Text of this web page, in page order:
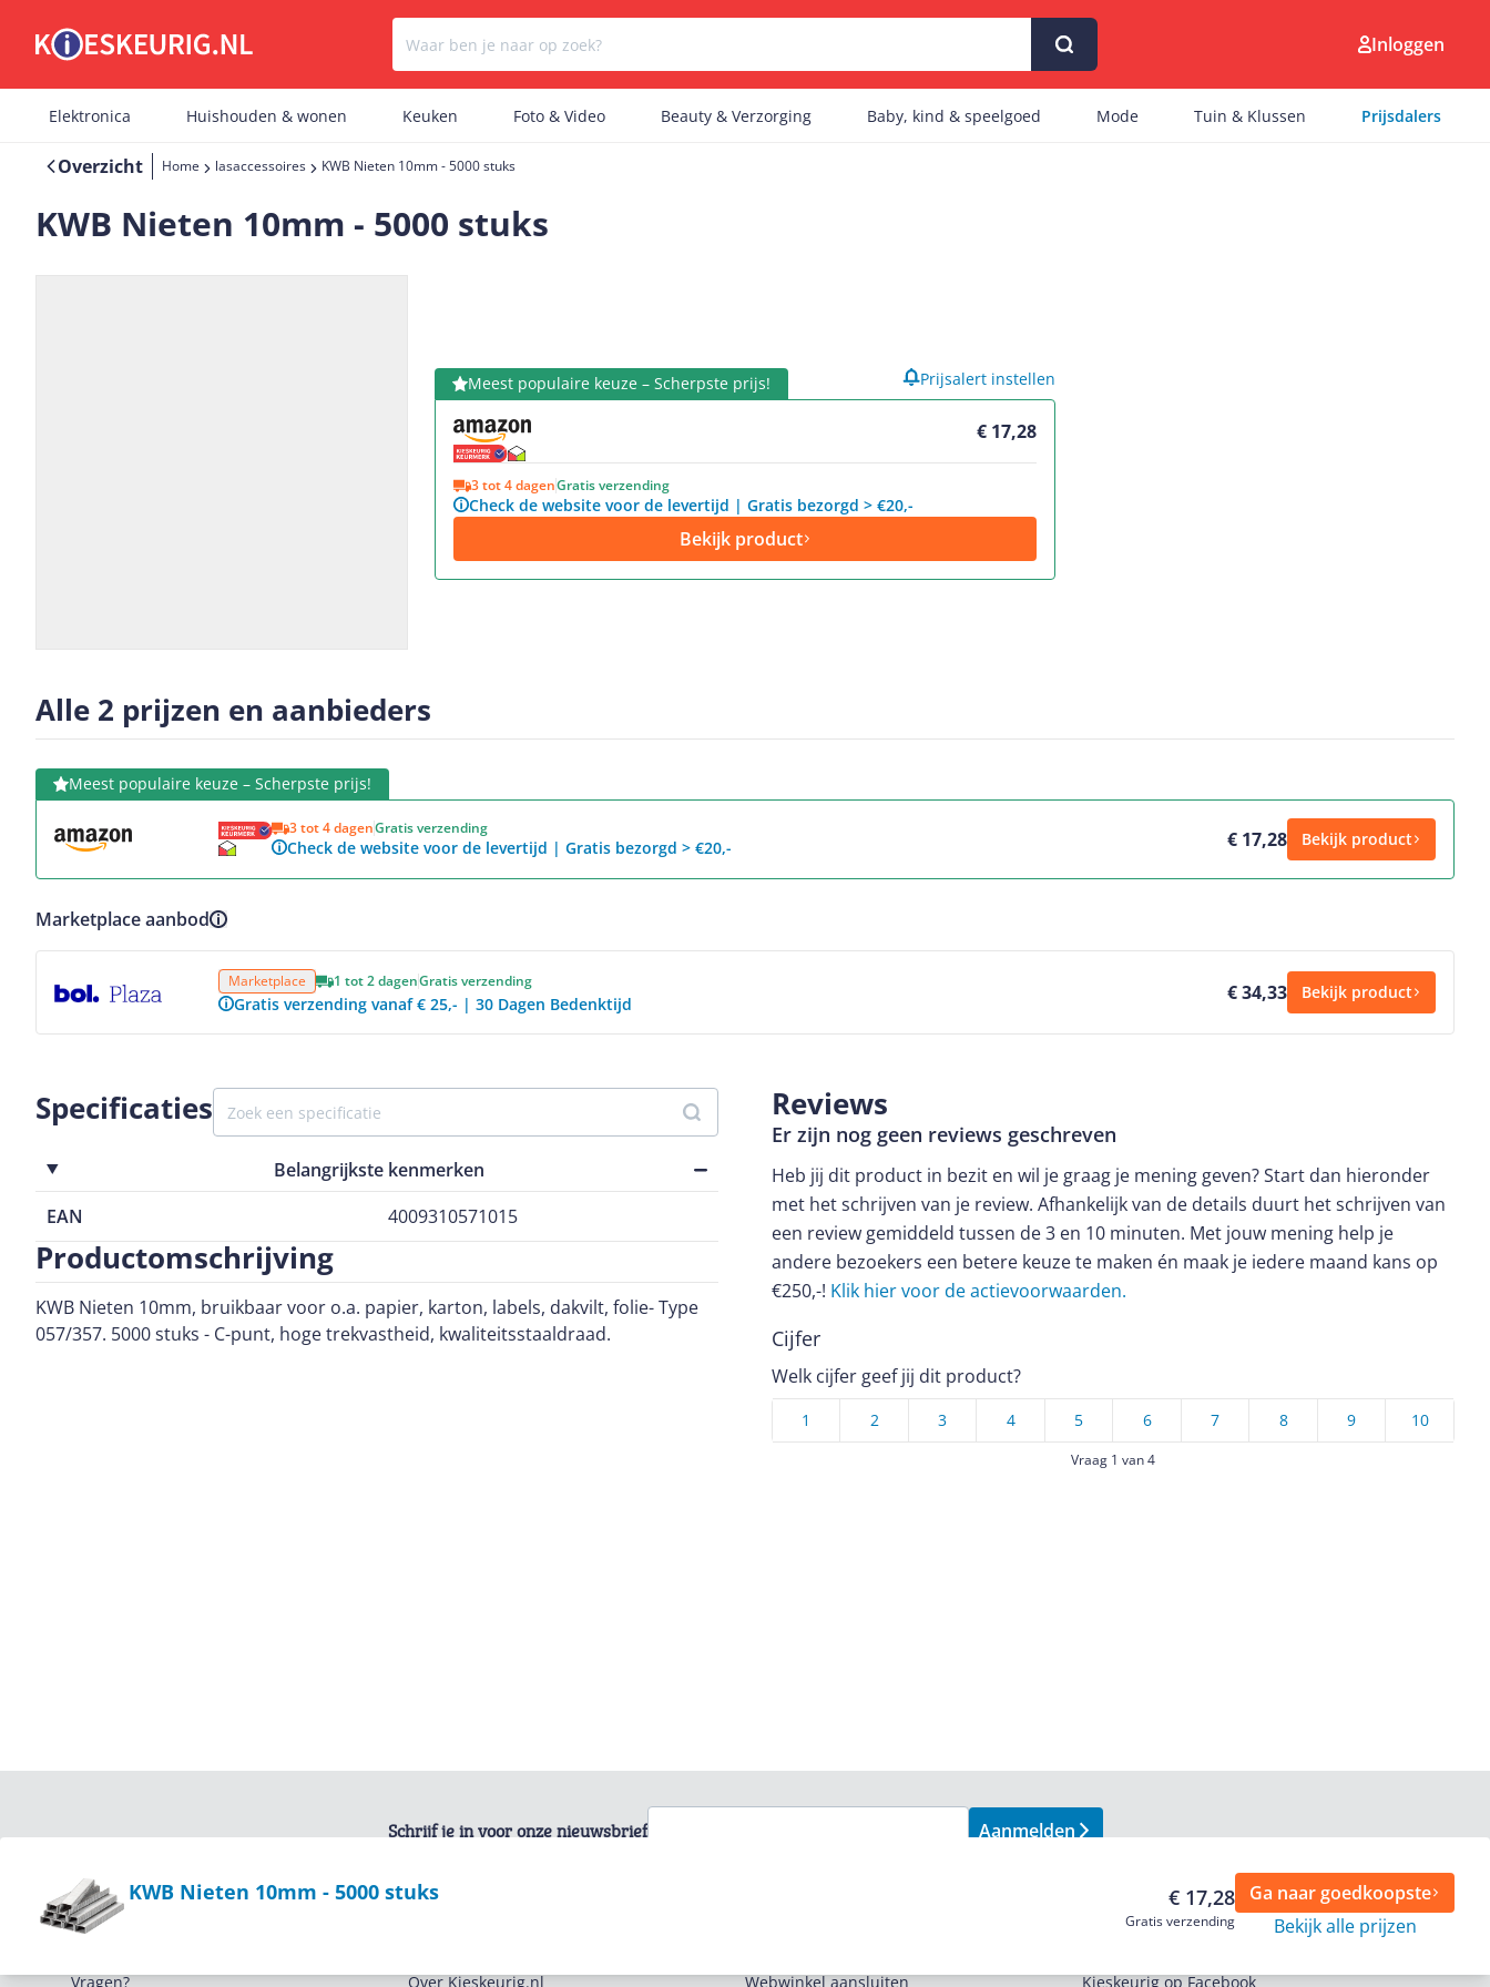
Er zijn geen artikelen gevonden.
Inloggen
Elektronica Huishouden & wonen Keuken Foto & Video Beauty & Verzorging Baby, kind & speelgoed Mode Tuin & Klussen Prijsdalers
Overzicht Home lasaccessoires KWB Nieten 10mm - 5000 stuks
KWB Nieten 10mm - 5000 stuks
Meest populaire keuze – Scherpste prijs!
€ 17,28
3 tot 4 dagenGratis verzending
Check de website voor de levertijd | Gratis bezorgd > €20,-
Bekijk product
Bekijk product Prijsalert instellen
Alle 2 prijzen en aanbieders
Meest populaire keuze – Scherpste prijs!
3 tot 4 dagenGratis verzending
Check de website voor de levertijd | Gratis bezorgd > €20,- € 17,28 Bekijk product
Bekijk product
Marketplace aanbod
Marketplace 1 tot 2 dagenGratis verzending
Gratis verzending vanaf € 25,- | 30 Dagen Bedenktijd € 34,33 Bekijk product
Specificaties
Belangrijkste kenmerken
EAN
4009310571015
Productomschrijving
KWB Nieten 10mm, bruikbaar voor o.a. papier, karton, labels, dakvilt, folie- Type
057/357. 5000 stuks - C-punt, hoge trekvastheid, kwaliteitsstaaldraad.
Reviews
Er zijn nog geen reviews geschreven
Heb jij dit product in bezit en wil je graag je mening geven? Start dan hieronder
met het schrijven van je review. Afhankelijk van de details duurt het schrijven van
een review gemiddeld tussen de 3 en 10 minuten. Met jouw mening help je
andere bezoekers een betere keuze te maken én maak je iedere maand kans op
€250,-! Klik hier voor de actievoorwaarden.
Cijfer
Welk cijfer geef jij dit product?
10
9
8
7
6
5
4
3
2
1
Vraag 1 van 4
KWB Nieten 10mm - 5000 stuks € 17,28
Gratis verzending
Ga naar goedkoopste
Bekijk alle prijzen
Schrijf je in voor onze nieuwsbrief Aanmelden
Vragen?
Over Kieskeurig.nl
Webwinkel aansluiten
Kieskeurig op Facebook